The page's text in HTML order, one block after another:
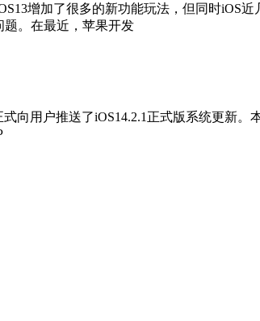
增加了很多的新功能玩法，但同时iOS近
题。在最近，苹果开发
向用户推送了iOS14.2.1正式版系统更新。